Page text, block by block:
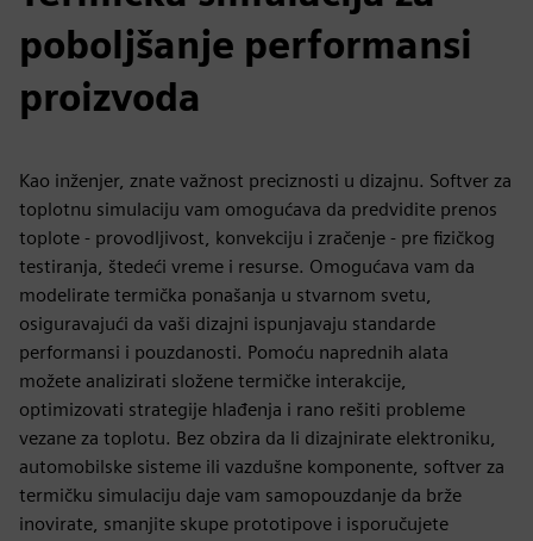
poboljšanje performansi
proizvoda
Kao inženjer, znate važnost preciznosti u dizajnu. Softver za
toplotnu simulaciju vam omogućava da predvidite prenos
toplote - provodljivost, konvekciju i zračenje - pre fizičkog
testiranja, štedeći vreme i resurse. Omogućava vam da
modelirate termička ponašanja u stvarnom svetu,
osiguravajući da vaši dizajni ispunjavaju standarde
performansi i pouzdanosti. Pomoću naprednih alata
možete analizirati složene termičke interakcije,
optimizovati strategije hlađenja i rano rešiti probleme
vezane za toplotu. Bez obzira da li dizajnirate elektroniku,
automobilske sisteme ili vazdušne komponente, softver za
termičku simulaciju daje vam samopouzdanje da brže
inovirate, smanjite skupe prototipove i isporučujete